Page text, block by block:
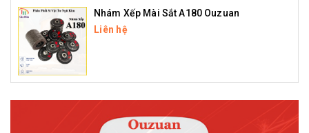
Nhám Xếp Mài Sắt A180 Ouzuan
Liên hệ